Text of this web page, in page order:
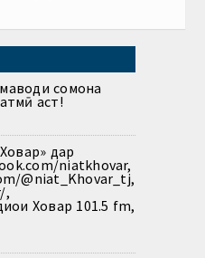
сомона
аст!
дар
niatkhovar,
@niat_Khovar_tj,
,
Ховар 101.5 fm,